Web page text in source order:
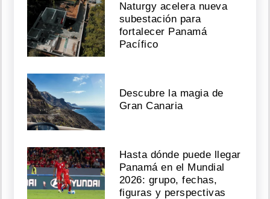
Naturgy acelera nueva
subestación para
fortalecer Panamá
Pacífico
Descubre la magia de
Gran Canaria
Hasta dónde puede llegar
Panamá en el Mundial
2026: grupo, fechas,
figuras y perspectivas